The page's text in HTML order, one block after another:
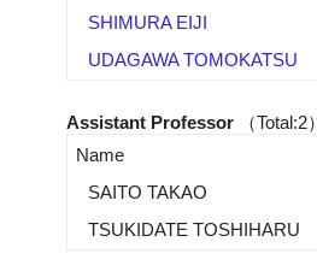
SHIMURA EIJI
UDAGAWA TOMOKATSU
Assistant Professor
（Total:2）
Name
SAITO TAKAO
TSUKIDATE TOSHIHARU